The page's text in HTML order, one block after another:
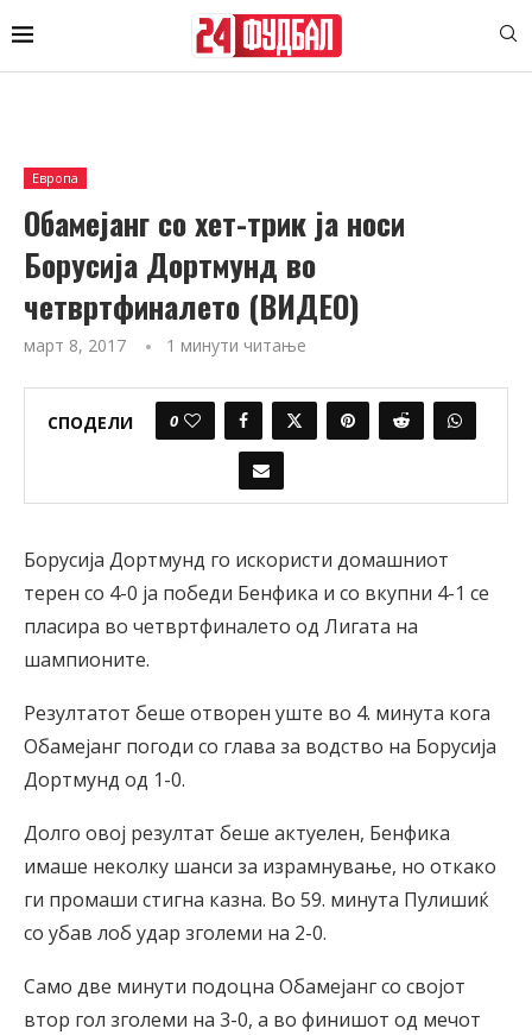
Европа
Обамејанг со хет-трик ја носи
Борусија Дортмунд во
четвртфиналето (ВИДЕО)
март 8, 2017 1 минути читање
СПОДЕЛИ 0
Борусија Дортмунд го искористи домашниот
терен со 4-0 ја победи Бенфика и со вкупни 4-1 се
пласира во четвртфиналето од Лигата на
шампионите.
Резултатот беше отворен уште во 4. минута кога
Обамејанг погоди со глава за водство на Борусија
Дортмунд од 1-0.
Долго овој резултат беше актуелен, Бенфика
имаше неколку шанси за израмнување, но откако
ги промаши стигна казна. Во 59. минута Пулишиќ
со убав лоб удар зголеми на 2-0.
Само две минути подоцна Обамејанг со својот
втор гол зголеми на 3-0, а во финишот од мечот